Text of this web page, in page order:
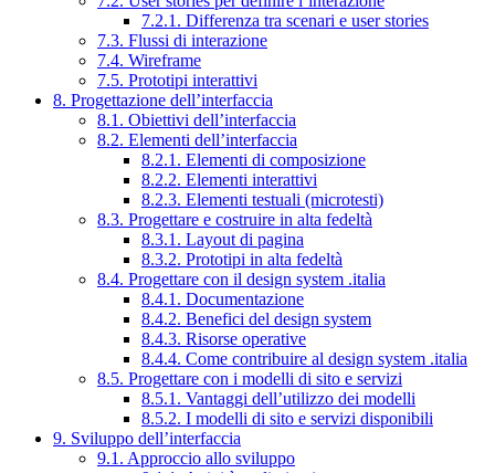
7.2.1. Differenza tra scenari e user stories
7.3. Flussi di interazione
7.4. Wireframe
7.5. Prototipi interattivi
8. Progettazione dell’interfaccia
8.1. Obiettivi dell’interfaccia
8.2. Elementi dell’interfaccia
8.2.1. Elementi di composizione
8.2.2. Elementi interattivi
8.2.3. Elementi testuali (microtesti)
8.3. Progettare e costruire in alta fedeltà
8.3.1. Layout di pagina
8.3.2. Prototipi in alta fedeltà
8.4. Progettare con il design system .italia
8.4.1. Documentazione
8.4.2. Benefici del design system
8.4.3. Risorse operative
8.4.4. Come contribuire al design system .italia
8.5. Progettare con i modelli di sito e servizi
8.5.1. Vantaggi dell’utilizzo dei modelli
8.5.2. I modelli di sito e servizi disponibili
9. Sviluppo dell’interfaccia
9.1. Approccio allo sviluppo